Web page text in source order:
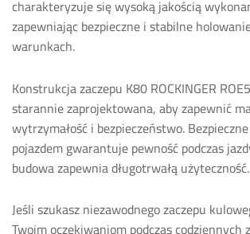
charakteryzuje się wysoką jakością
zapewniając bezpieczne i stabilne
warunkach.
Konstrukcja zaczepu K80 ROCKINGER
starannie zaprojektowana, aby zapewnić
wytrzymałość i bezpieczeństwo.
pojazdem gwarantuje pewność podczas
budowa zapewnia długotrwałą użyteczność.
Jeśli szukasz niezawodnego zaczepu
Twoim oczekiwaniom podczas codziennych